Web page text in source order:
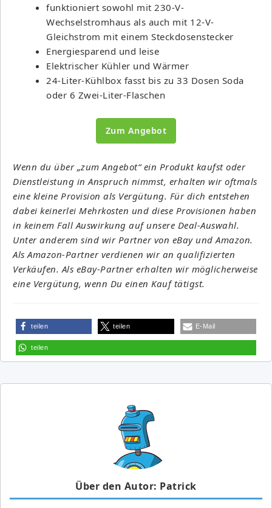
funktioniert sowohl mit 230-V-
Wechselstromhaus als auch mit 12-V-
Gleichstrom mit einem Steckdosenstecker
Energiesparend und leise
Elektrischer Kühler und Wärmer
24-Liter-Kühlbox fasst bis zu 33 Dosen Soda
oder 6 Zwei-Liter-Flaschen
Zum Angebot
Wenn du über „zum Angebot“ ein Produkt kaufst oder
Dienstleistung in Anspruch nimmst, erhalten wir oftmals
eine kleine Provision als Vergütung. Für dich entstehen
dabei keinerlei Mehrkosten und diese Provisionen haben
in keinem Fall Auswirkung auf unsere Deal-Auswahl.
Unter anderem sind wir Partner von eBay und Amazon.
Als Amazon-Partner verdienen wir an qualifizierten
Verkäufen. Als eBay-Partner erhalten wir möglicherweise
eine Vergütung, wenn Du einen Kauf tätigst.
teilen teilen E-Mail
teilen
Über den Autor: Patrick